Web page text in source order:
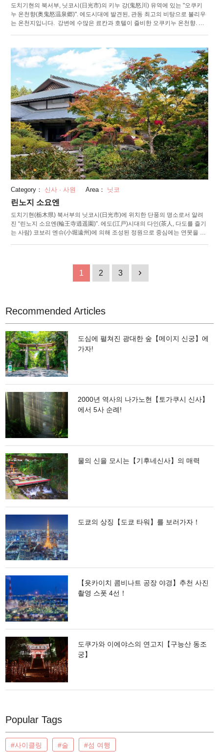
도치기현의 북서부, 닛코시(日光市)의 키누 강(鬼怒川) 유역에 있는 "오쿠키
누 온천향(奥鬼怒温泉郷)". 에도시대에 발견된, 관동 최고의 비탕으로 불리우
는 온천지입니다. 강변에 수많은 료칸과 호텔이 즐비한 오쿠키누 온천향. 카
탕이 주는 피부나 신경통 등에 대한 효능이 다르기 때문에, 온천 순례를 해가
며 목욕을 즐기는 것도 추천입니다. 오쿠키누 온천에는 자가용으로는 접근하
지 못하며, 운행하는 버스의 대수도 적기 때문에 주의가 필요합니다. 잔잔한
대자연에 둘러싸인 비탕으로 여행의 피로를 풀어보십시오.
Category： 신사 · 사원 Area： 닛코
린노지 소요엔
도치기현(栃木県) 북서부의 닛코시(日光市)에 위치한 단풍의 명소로서 알려
진 “린노지 소요엔(輪王寺逍遥園)”. 에도(江戸)시대의 다인(茶人, 다도를 즐기
는 사람) 코보리 엔슈(小堀遠州)에 의해 조성된 정원으로 중심에는 연못을 설
이면 라이트업도 진행되어, 낮과는 또다른 맛이 있는 환상적인 풍경을 즐길
1 2 3 1
Recommended Articles
도심에 펼쳐진 광대한 숲【메이지 신궁】에
가자!
2000년 역사의 나가노현【토가쿠시 신사】
에서 5사 순례!
물의 신을 모시는【기후네신사】의 매력
도쿄의 상징【도쿄 타워】를 보러가자！
【욧카이치 콤비나트 공장 야경】추천 사진
촬영 스폿 4선！
도쿠가와 이에야스의 연고지【구능산 동조
궁】
Popular Tags
#사이클링 #술 #섬 여행